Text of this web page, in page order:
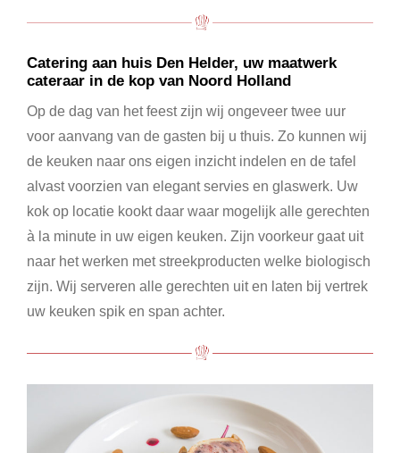
Catering aan huis Den Helder, uw maatwerk
cateraar in de kop van Noord Holland
Op de dag van het feest zijn wij ongeveer twee uur
voor aanvang van de gasten bij u thuis. Zo kunnen wij
de keuken naar ons eigen inzicht indelen en de tafel
alvast voorzien van elegant servies en glaswerk. Uw
kok op locatie kookt daar waar mogelijk alle gerechten
à la minute in uw eigen keuken. Zijn voorkeur gaat uit
naar het werken met streekproducten welke biologisch
zijn. Wij serveren alle gerechten uit en laten bij vertrek
uw keuken spik en span achter.